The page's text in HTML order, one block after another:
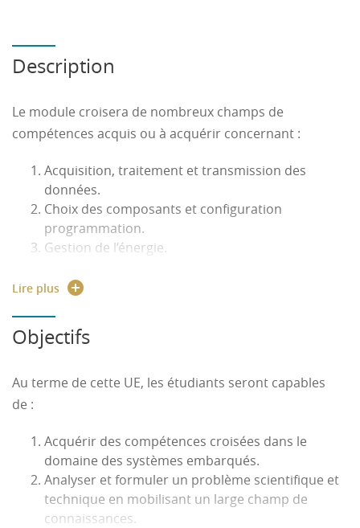
Description
Le module croisera de nombreux champs de
compétences acquis ou à acquérir concernant :
Acquisition, traitement et transmission des
données.
Choix des composants et configuration
programmation.
Gestion de l’énergie.
résoudre.
synthèse.
Lire plus
Objectifs
Au terme de cette UE, les étudiants seront capables
de :
Acquérir des compétences croisées dans le
domaine des systèmes embarqués.
Analyser et formuler un problème scientifique et
technique en mobilisant un large champ de
connaissances.